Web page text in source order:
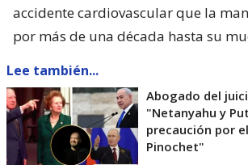
accidente cardiovascular que la
por más de una década hasta su
Lee también...
Abogado del
"Netanyahu y
precaución por
Pinochet"